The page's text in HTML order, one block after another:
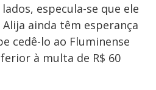
especula-se que ele
ainda têm esperança
cedê-lo ao Fluminense
à multa de R$ 60